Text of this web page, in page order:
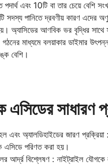
এবং 10টি বা তার চেয়ে বেশি
সদস্য পানিতে দ্রবণীয় কারণ এদের
অ্যাসিডের আণবিক ভর বৃদ্ধির সাথে
মাধ্যমে বলয়াকার ডাইমার
বেশি।
এসিডের সাধারণ
এবং অ্যালডিহাইডের জারণ প্রক্রিয়া
এসিডে পরিণত করা হয়।
আর্দ্র বিশ্লেষণ : নাইট্রাইল